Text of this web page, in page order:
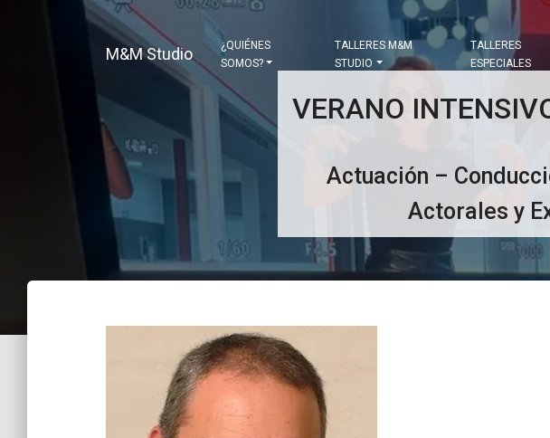
M&M Studio
¿QUIÉNES
SOMOS?
TALLERES M&M
STUDIO
TALLERES
ESPECIALES
VERANO
Actuación –
Actorales y